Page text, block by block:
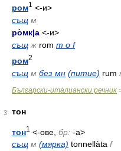
ром1
<-и>
същ м
ро̀мк|а <-и>
същ ж rom m o f
ром2
същ м без мн (питие) rum
Български-италиански речник
3 тон
тон1 <-ове, бр: -а>
същ м (мярка) tonnellàta f